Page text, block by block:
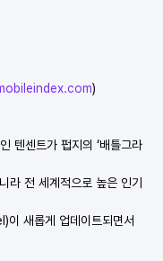
)
텐센트가 펍지의 ‘배틀그라
라 전 세계적으로 높은 인기
새롭게 업데이트되면서